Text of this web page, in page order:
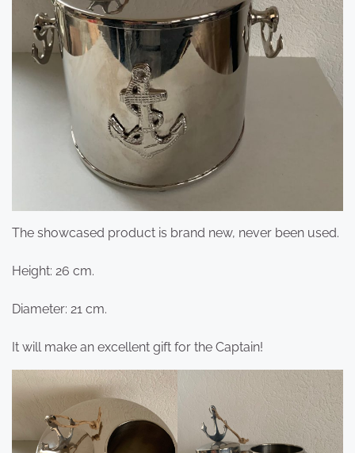
The showcased product is brand new, never been used.
Height: 26 cm.
Diameter: 21 cm.
It will make an excellent gift for the Captain!